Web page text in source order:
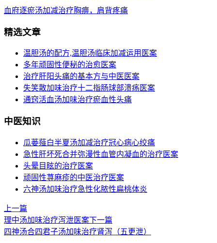
血府逐瘀汤加减治疗胸痹，肩背疼痛
精选文章
温胆汤的配方,温胆汤临床加减运用医案
多年顽固性便秘的治愈医案
治疗肝阳头痛的基本方与中医医案
失笑散加味治疗十二指肠球部溃疡医案
通窍活血汤加味治疗瘀血性头痛
中医知识
瓜蒌薤白半夏汤加减治疗冠心病心绞痛
急性肝坏死合并弥漫性血管内凝血的治疗医案
头晕目眩的治疗医案
顽固性荨麻疹的中医治疗医案
六神汤加味治疗急性化脓性扁桃体炎
上一篇
理中汤加味治疗泻泄医案下一篇
四神汤合四君子汤加味治疗肾泻（五更泄）